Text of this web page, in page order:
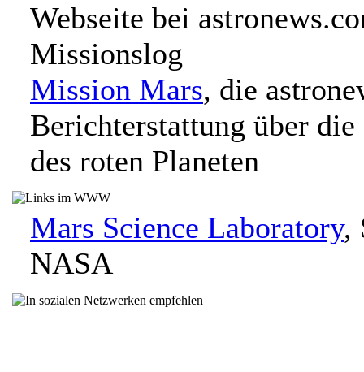
Webseite bei
Missionslog
Mission Mars, die
Berichterstattung über
des roten Planeten
Mars Science Laboratory,
NASA